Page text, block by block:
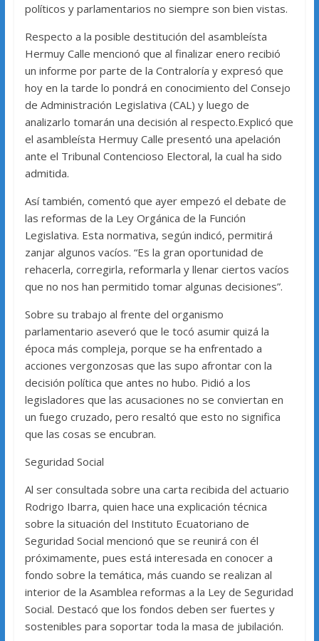
políticos y parlamentarios no siempre son bien vistas.
Respecto a la posible destitución del asambleísta
Hermuy Calle mencionó que al finalizar enero recibió
un informe por parte de la Contraloría y expresó que
hoy en la tarde lo pondrá en conocimiento del Consejo
de Administración Legislativa (CAL) y luego de
analizarlo tomarán una decisión al respecto.Explicó que
el asambleísta Hermuy Calle presentó una apelación
ante el Tribunal Contencioso Electoral, la cual ha sido
admitida.
Así también, comentó que ayer empezó el debate de
las reformas de la Ley Orgánica de la Función
Legislativa. Esta normativa, según indicó, permitirá
zanjar algunos vacíos. “Es la gran oportunidad de
rehacerla, corregirla, reformarla y llenar ciertos vacíos
que no nos han permitido tomar algunas decisiones”.
Sobre su trabajo al frente del organismo
parlamentario aseveró que le tocó asumir quizá la
época más compleja, porque se ha enfrentado a
acciones vergonzosas que las supo afrontar con la
decisión política que antes no hubo. Pidió a los
legisladores que las acusaciones no se conviertan en
un fuego cruzado, pero resaltó que esto no significa
que las cosas se encubran.
Seguridad Social
Al ser consultada sobre una carta recibida del actuario
Rodrigo Ibarra, quien hace una explicación técnica
sobre la situación del Instituto Ecuatoriano de
Seguridad Social mencionó que se reunirá con él
próximamente, pues está interesada en conocer a
fondo sobre la temática, más cuando se realizan al
interior de la Asamblea reformas a la Ley de Seguridad
Social. Destacó que los fondos deben ser fuertes y
sostenibles para soportar toda la masa de jubilación.